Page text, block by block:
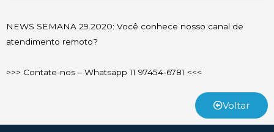
NEWS SEMANA 29.2020: Você conhece nosso canal de
atendimento remoto?
>>> Contate-nos – Whatsapp 11 97454-6781 <<<
Voltar